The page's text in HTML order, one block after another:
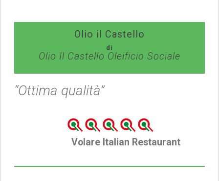
Olio il Castello
di
Olio Il Castello Oleificio Sociale
“Ottima qualità”
Volare Italian Restaurant